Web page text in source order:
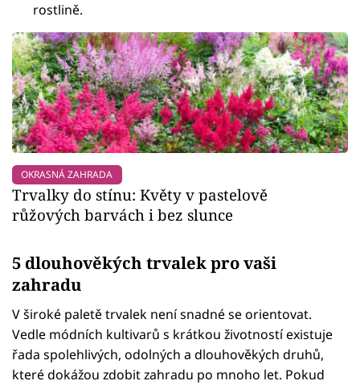
rostlině.
OKRASNÁ ZAHRADA
Trvalky do stínu: Květy v pastelově
růžových barvách i bez slunce
5 dlouhověkých trvalek pro vaši
zahradu
V široké paletě trvalek není snadné se orientovat.
Vedle módních kultivarů s krátkou životností existuje
řada spolehlivých, odolných a dlouhověkých druhů,
které dokážou zdobit zahradu po mnoho let. Pokud